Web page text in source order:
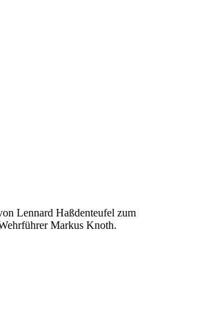
Lennard Haßdenteufel zum
Markus Knoth.